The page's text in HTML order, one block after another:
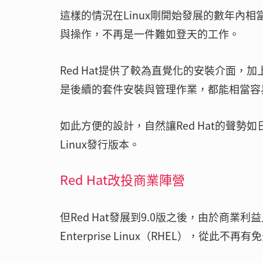
這樣的情況在Linux剛開始發展的數年內
與操作，不再是一件難如登天的工作。
Red Hat提供了較為直覺化的安裝介面，
是後續的套件安裝與管理作業，都能相當
如此方便的設計，自然讓Red Hat的聲勢
Linux發行版本。
Red Hat改投商業陣營
但Red Hat發展到9.0版之後，由於商業利
Enterprise Linux（RHEL），從此不再有